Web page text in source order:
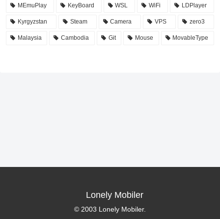
MEmuPlay KeyBoard WSL WiFi LDPlayer
Kyrgyzstan Steam Camera VPS zero3
Malaysia Cambodia Git Mouse MovableType
Lonely Mobiler
© 2003 Lonely Mobiler.